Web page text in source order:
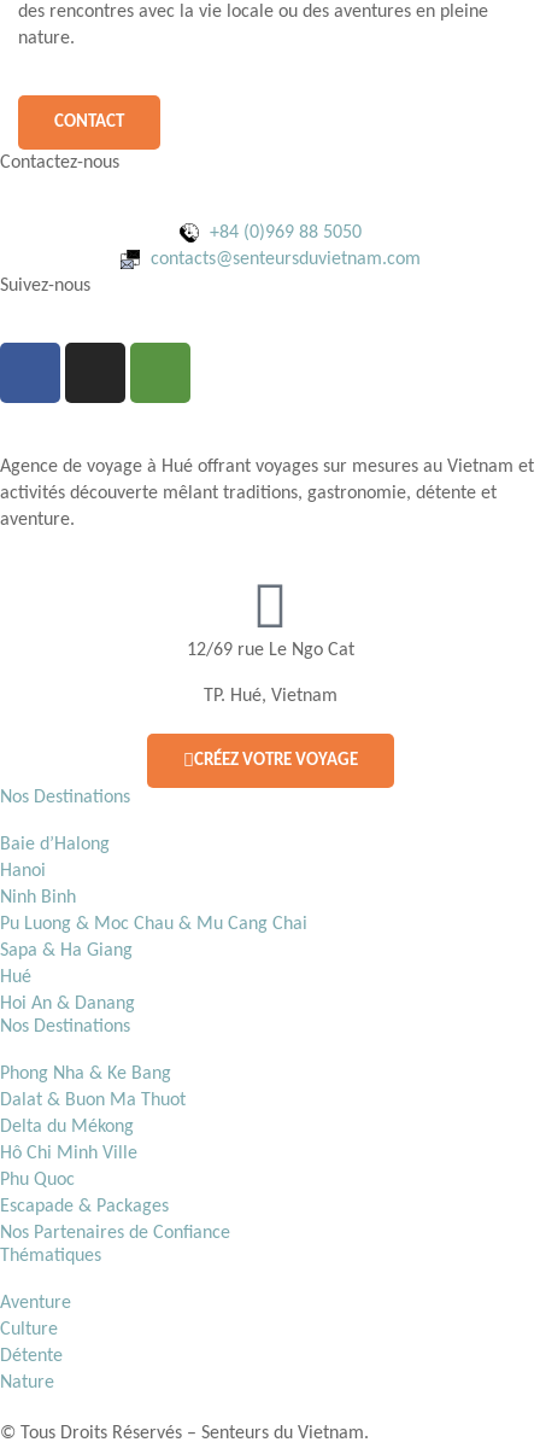
des rencontres avec la vie locale ou des aventures en pleine
nature.
CONTACT
Contactez-nous
+84 (0)969 88 5050
contacts@senteursduvietnam.com
Suivez-nous
Agence de voyage à Hué offrant voyages sur mesures au Vietnam et
activités découverte mêlant traditions, gastronomie, détente et
aventure.
12/69 rue Le Ngo Cat
TP. Hué, Vietnam
CRÉEZ VOTRE VOYAGE
Nos Destinations
Baie d’Halong
Hanoi
Ninh Binh
Pu Luong & Moc Chau & Mu Cang Chai
Sapa & Ha Giang
Hué
Hoi An & Danang
Nos Destinations
Phong Nha & Ke Bang
Dalat & Buon Ma Thuot
Delta du Mékong
Hô Chi Minh Ville
Phu Quoc
Escapade & Packages
Nos Partenaires de Confiance
Thématiques
Aventure
Culture
Détente
Nature
© Tous Droits Réservés – Senteurs du Vietnam.